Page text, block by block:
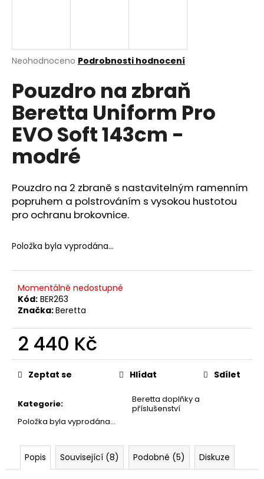
Průměrné
produktu
je
0,0
5
hvězdiček.
Neohodnoceno Podrobnosti hodnocení
Pouzdro na zbraň
Beretta Uniform Pro
EVO Soft 143cm -
modré
Pouzdro na 2 zbraně s nastavitelným ramenním
popruhem a polstrováním s vysokou hustotou
pro ochranu brokovnice.
Položka byla vyprodána…
Momentálně nedostupné
Kód: BER263
Značka:Beretta
2 440 Kč
Měrná
cena:
Kategorie:
Beretta doplňky a
příslušenství
Položka byla vyprodána…
Zeptat se Hlídat Sdílet
Popis Související (8) Podobné (5) Diskuze
í
t
HLEDAT
D
o
p
r
u
č
e
m
e
KŠILTOVKA
410